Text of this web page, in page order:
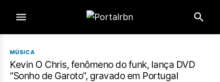
MÚSICA
Kevin O Chris, fenômeno do funk, lança DVD
“Sonho de Garoto”, gravado em Portugal